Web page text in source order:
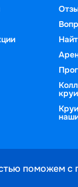
поможем с